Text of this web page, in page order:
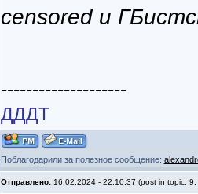
censored и
--------------------
ДДДТ
Поблагодарили за полезное сообщение:
Отправлено: 16.02.2024 - 22:10:37 (post in topic: 9,